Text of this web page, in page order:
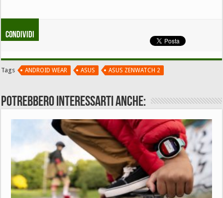
Condividi
Tags ANDROID WEAR ASUS ASUS ZENWATCH 2
Potrebbero interessarti anche: